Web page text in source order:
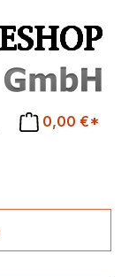
0,00 €*